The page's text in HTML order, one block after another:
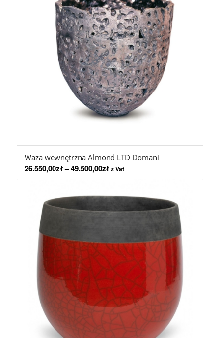
Waza wewnętrzna Almond LTD Domani
26.550,00zł–49.500,00zł z Vat